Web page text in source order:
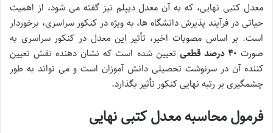
معدل کتبی نهایی، که به آن معدل دیپلم نیز گفته می شود، از اهمیت
حیاتی در فرآیند پذیرش دانشگاه ها، به ویژه در کنکور سراسری، برخوردار
است. بر اساس مصوبات اخیر، تأثیر این معدل در کنکور سراسری به
صورت ۴۰ درصد قطعی
تعیین شده است که نشان دهنده نقش تعیین
کننده آن در سرنوشت تحصیلی دانش آموزان است و می تواند به طور
چشمگیری بر رتبه نهایی کنکور تأثیر بگذارد.
فرمول محاسبه معدل کتبی نهایی